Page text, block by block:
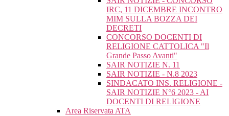
IRC, 11 DICEMBRE INCONTRO
MIM SULLA BOZZA DEI
DECRETI
CONCORSO DOCENTI DI
RELIGIONE CATTOLICA "Il
Grande Passo Avanti"
SAIR NOTIZIE N. 11
SAIR NOTIZIE - N.8 2023
SINDACATO INS. RELIGIONE -
SAIR NOTIZIE N°6 2023 - AI
DOCENTI DI RELIGIONE
Area Riservata ATA